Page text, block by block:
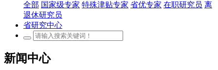
全部 国家级专家 特殊津贴专家 省优专家 在职研究员 离
退休研究员
省研究中心
新闻中心